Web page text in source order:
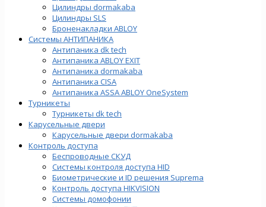
Цилиндры dormakaba
Цилиндры SLS
Броненакладки ABLOY
Системы АНТИПАНИКА
Антипаника dk tech
Антипаника ABLOY EXIT
Антипаника dormakaba
Антипаника СISA
Антипаника ASSA ABLOY OneSystem
Турникеты
Турникеты dk tech
Карусельные двери
Карусельные двери dormakaba
Контроль доступа
Беспроводные СКУД
Системы контроля доступа HID
Биометрические и ID решения Suprema
Контроль доступа HIKVISION
Системы домофонии